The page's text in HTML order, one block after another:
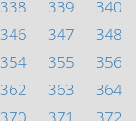
338 339
340
346 347
348
354 355
356
362 363
364